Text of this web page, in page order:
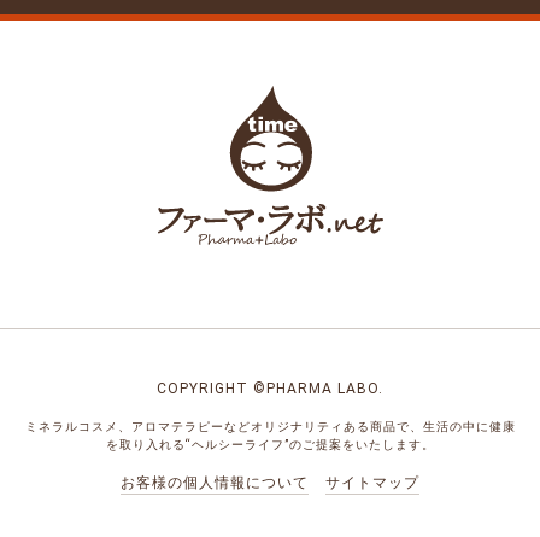
COPYRIGHT ©PHARMA LABO.
ミネラルコスメ、アロマテラピーなどオリジナリティある商品で、 生活の中に健康
を取り入れる“ヘルシーライフ”のご提案をいたします。
お客様の個人情報について サイトマップ